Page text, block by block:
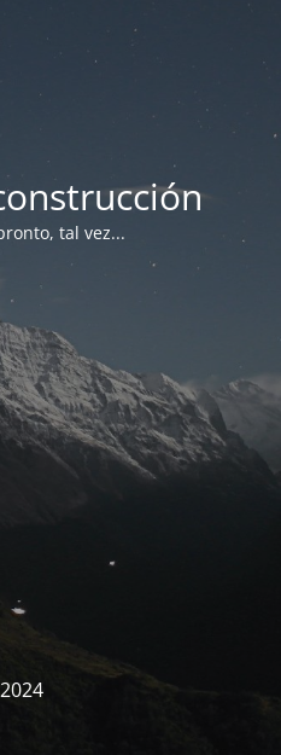
tal vez...